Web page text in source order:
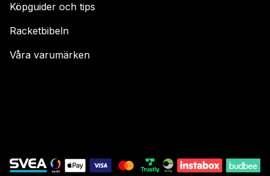
Köpguider och tips
Racketbibeln
Våra varumärken